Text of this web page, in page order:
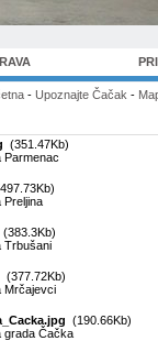
- Upoznajte Čačak -
(351.47Kb)
Parmenac
Preljina
(383.3Kb)
Trbušani
(377.72Kb)
Mrčajevci
(190.66Kb)
grada Čačka